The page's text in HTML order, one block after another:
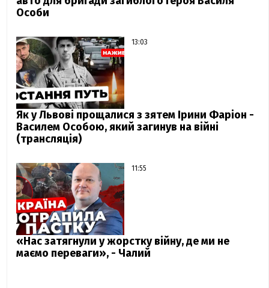
Особи
13:03
Як у Львові прощалися з зятем Ірини Фаріон -
Василем Особою, який загинув на війні
(трансляція)
11:55
«Нас затягнули у жорстку війну, де ми не
маємо переваги», - Чалий